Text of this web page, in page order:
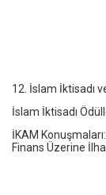
12. İslam İktisadı
İslam İktisadı
İKAM
Finans Üzerine